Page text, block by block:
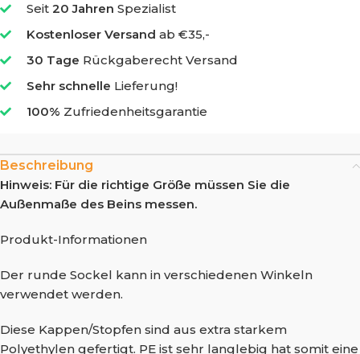
Seit 20 Jahren Spezialist
Kostenloser Versand ab €35,-
30 Tage Rückgaberecht Versand
Sehr schnelle Lieferung!
100% Zufriedenheitsgarantie
Beschreibung
Hinweis: Für die richtige Größe müssen Sie die
Außenmaße des Beins messen.
Produkt-Informationen
Der runde Sockel kann in verschiedenen Winkeln
verwendet werden.
Diese Kappen/Stopfen sind aus extra starkem
Polyethylen gefertigt. PE ist sehr langlebig hat somit eine